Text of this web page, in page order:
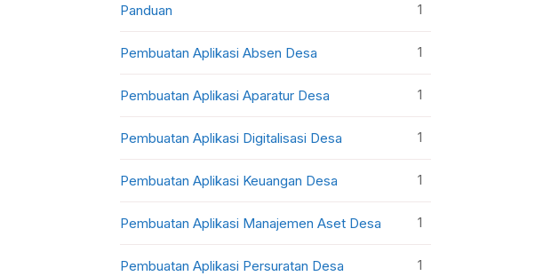
Panduan 1
Pembuatan Aplikasi Absen Desa 1
Pembuatan Aplikasi Aparatur Desa 1
Pembuatan Aplikasi Digitalisasi Desa 1
Pembuatan Aplikasi Keuangan Desa 1
Pembuatan Aplikasi Manajemen Aset Desa 1
Pembuatan Aplikasi Persuratan Desa 1